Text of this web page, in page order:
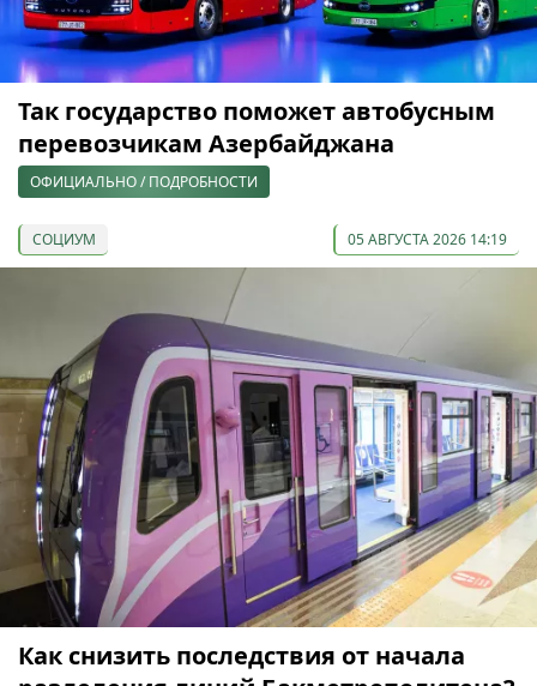
Так государство поможет автобусным
перевозчикам Азербайджана
ОФИЦИАЛЬНО / ПОДРОБНОСТИ
СОЦИУМ 05 АВГУСТА 2026 14:19
Как снизить последствия от начала